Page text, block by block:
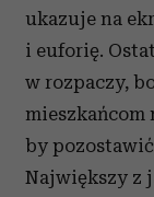
ukazuje na
i euforię.
w rozpaczy,
mieszkańcom
by
Największy z